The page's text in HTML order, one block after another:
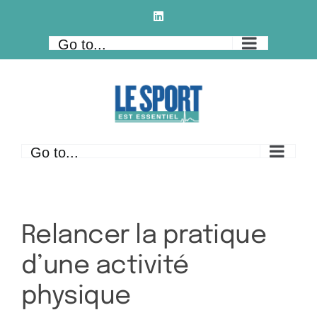
LinkedIn
Go to...
Go to...
Relancer la pratique
d’une activité
physique